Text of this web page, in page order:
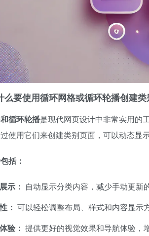
么要使用循环网格或循环轮播创建类
循环轮播是现代网页设计中非常实用的
使用它们来创建类别页面，可以动态显
括：
示： 自动显示分类内容，减少手动更新
： 可以轻松调整布局、样式和内容显示方
验： 提供更好的视觉效果和导航体验，